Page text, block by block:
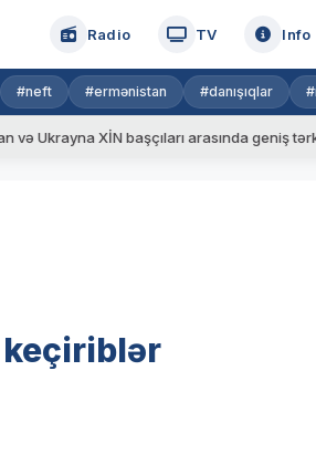
Radio TV Info
#neft #ermənistan #danışıqlar
XİN başçıları arasında geniş tərkibdə
keçiriblər